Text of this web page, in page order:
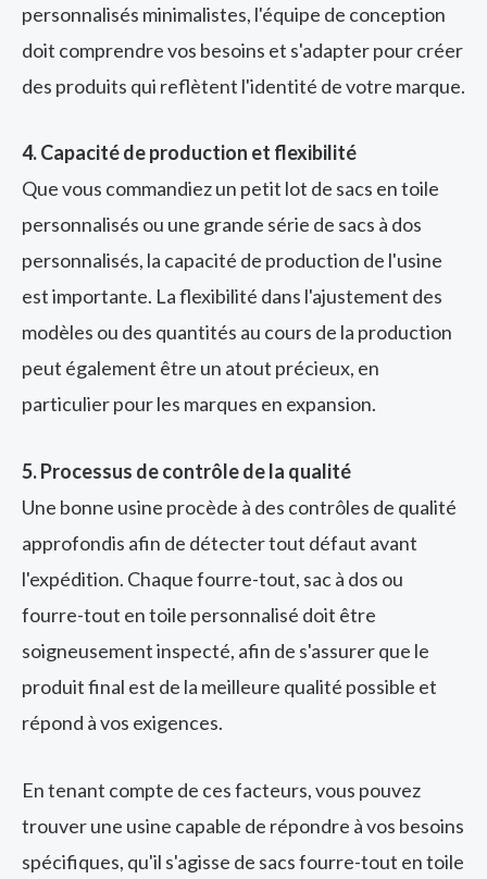
personnalisés minimalistes, l'équipe de conception
doit comprendre vos besoins et s'adapter pour créer
des produits qui reflètent l'identité de votre marque.
4. Capacité de production et flexibilité
Que vous commandiez un petit lot de sacs en toile
personnalisés ou une grande série de sacs à dos
personnalisés, la capacité de production de l'usine
est importante. La flexibilité dans l'ajustement des
modèles ou des quantités au cours de la production
peut également être un atout précieux, en
particulier pour les marques en expansion.
5. Processus de contrôle de la qualité
Une bonne usine procède à des contrôles de qualité
approfondis afin de détecter tout défaut avant
l'expédition. Chaque fourre-tout, sac à dos ou
fourre-tout en toile personnalisé doit être
soigneusement inspecté, afin de s'assurer que le
produit final est de la meilleure qualité possible et
répond à vos exigences.
En tenant compte de ces facteurs, vous pouvez
trouver une usine capable de répondre à vos besoins
spécifiques, qu'il s'agisse de sacs fourre-tout en toile